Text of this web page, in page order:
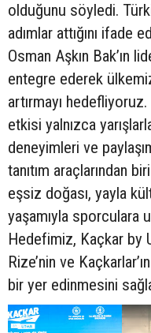
olduğunu söyledi.
adımlar attığını ifade
Osman Aşkın Bak’ın
entegre ederek
artırmayı
etkisi yalnızca
deneyimleri ve
tanıtım araçlarından
eşsiz doğası, yayla
yaşamıyla sporculara
Hedefimiz, Kaçkar by
Rize’nin ve
bir yer edinmesini